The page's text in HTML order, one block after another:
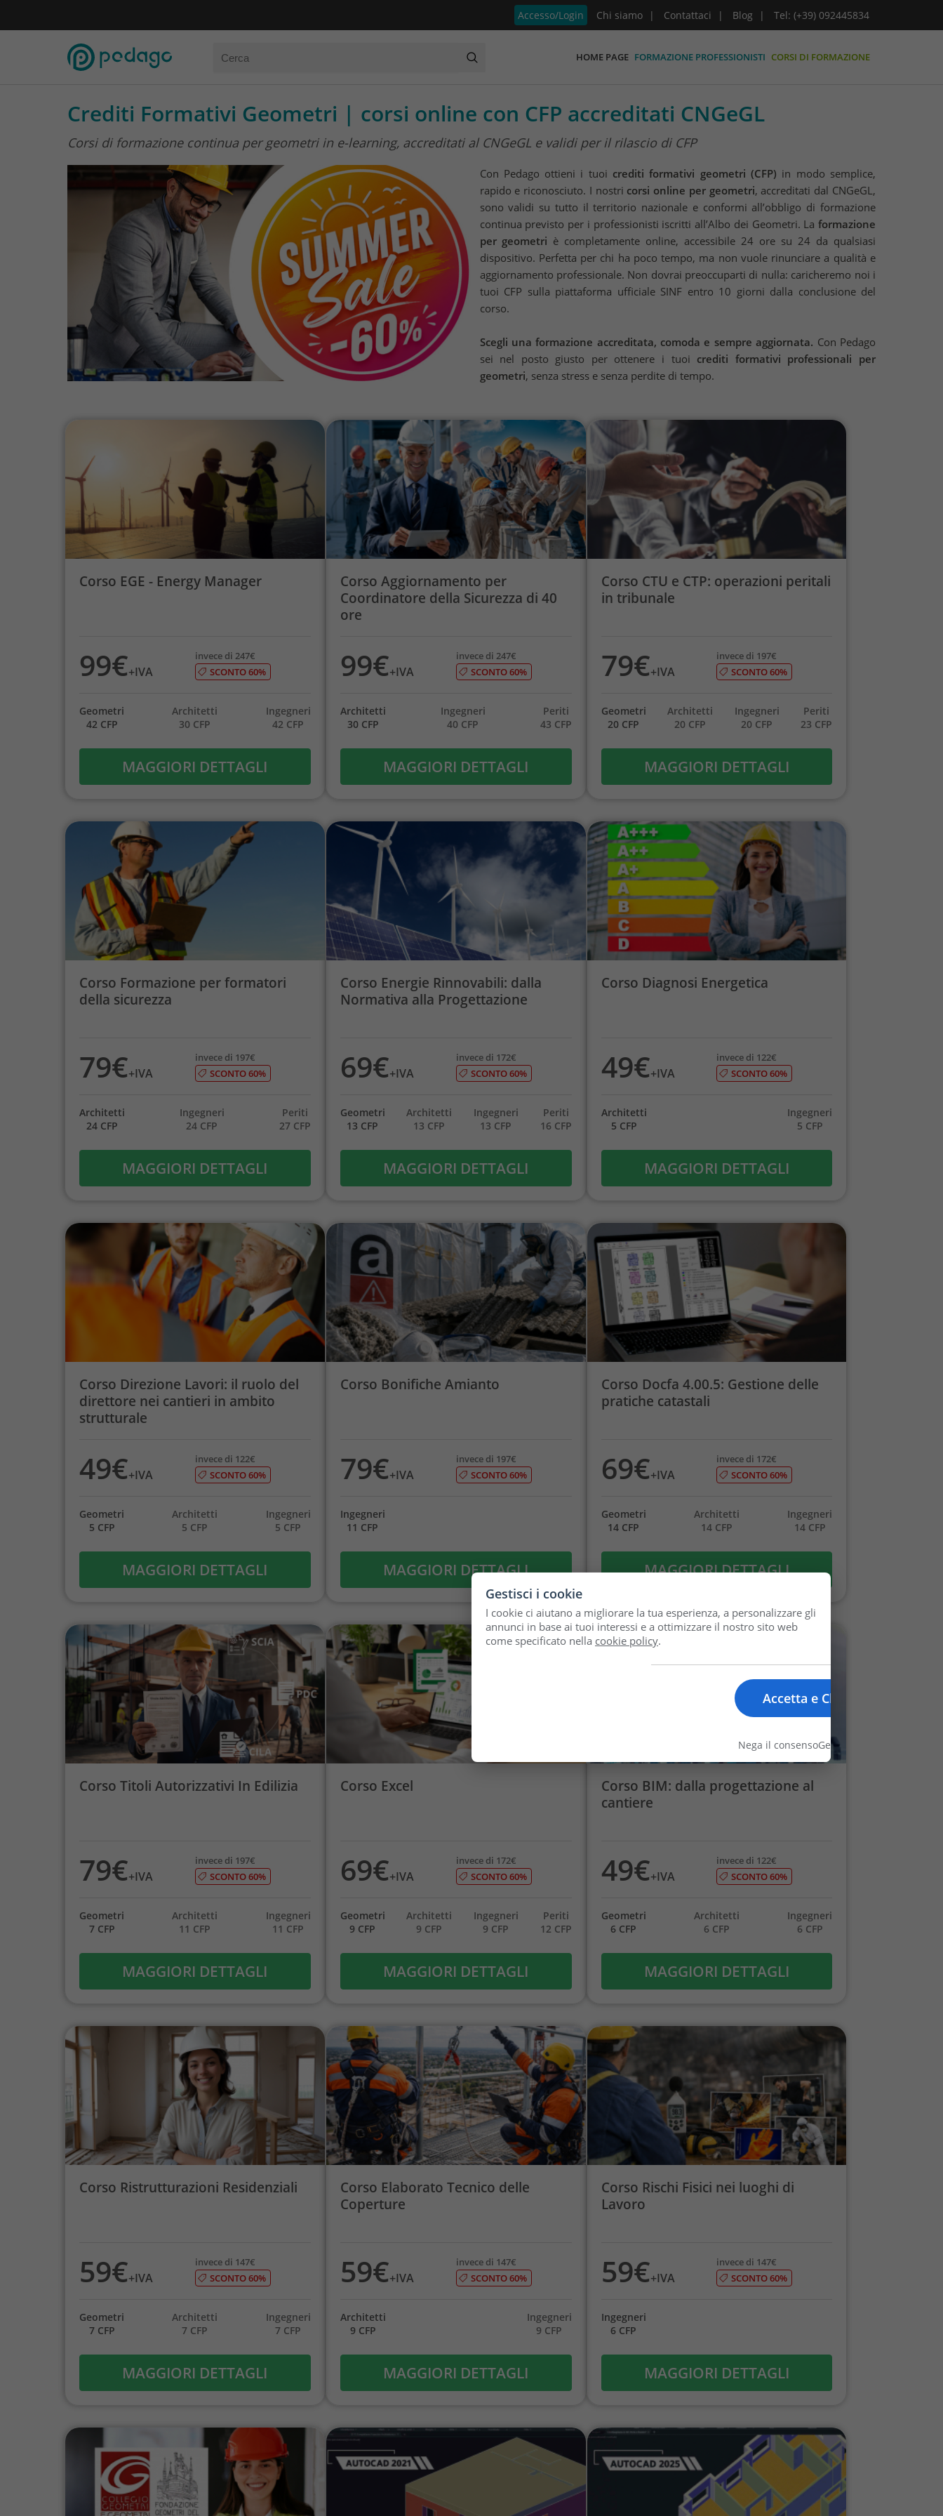
Accesso/Login Chi siamo Contattaci Blog Tel: (+39) 092445834
HOME PAGE FORMAZIONE PROFESSIONISTI CORSI DI FORMAZIONE
Crediti Formativi Geometri | corsi online con CFP accreditati CNGeGL
Corsi di formazione continua per geometri in e-learning, accreditati al CNGeGL e validi per il rilascio di CFP
Con Pedago ottieni i tuoi crediti formativi geometri (CFP) in modo semplice,
rapido e riconosciuto. I nostri corsi online per geometri, accreditati dal CNGeGL,
sono validi su tutto il territorio nazionale e conformi all’obbligo di formazione
continua previsto per i professionisti iscritti all’Albo dei Geometri. La formazione
per geometri è completamente online, accessibile 24 ore su 24 da qualsiasi
dispositivo. Perfetta per chi ha poco tempo, ma non vuole rinunciare a qualità e
aggiornamento professionale. Non dovrai preoccuparti di nulla: caricheremo noi i
tuoi CFP sulla piattaforma ufficiale SINF entro 10 giorni dalla conclusione del
corso.
Scegli una formazione accreditata, comoda e sempre aggiornata. Con Pedago
sei nel posto giusto per ottenere i tuoi crediti formativi professionali per
geometri, senza stress e senza perdite di tempo.
Corso EGE - Energy Manager
99€+IVA
invece di 247€
SCONTO 60%
Geometri
42 CFP
Architetti
30 CFP
Ingegneri
42 CFP
MAGGIORI DETTAGLI
Corso Aggiornamento per
Coordinatore della Sicurezza di 40
ore
99€+IVA
invece di 247€
SCONTO 60%
Architetti
30 CFP
Ingegneri
40 CFP
Periti
43 CFP
MAGGIORI DETTAGLI
Corso CTU e CTP: operazioni peritali
in tribunale
79€+IVA
invece di 197€
SCONTO 60%
Geometri
20 CFP
Architetti
20 CFP
Ingegneri
20 CFP
Periti
23 CFP
MAGGIORI DETTAGLI
Corso Formazione per formatori
della sicurezza
79€+IVA
invece di 197€
SCONTO 60%
Architetti
24 CFP
Ingegneri
24 CFP
Periti
27 CFP
MAGGIORI DETTAGLI
Corso Energie Rinnovabili: dalla
Normativa alla Progettazione
69€+IVA
invece di 172€
SCONTO 60%
Geometri
13 CFP
Architetti
13 CFP
Ingegneri
13 CFP
Periti
16 CFP
MAGGIORI DETTAGLI
Corso Diagnosi Energetica
49€+IVA
invece di 122€
SCONTO 60%
Architetti
5 CFP
Ingegneri
5 CFP
MAGGIORI DETTAGLI
Corso Direzione Lavori: il ruolo del
direttore nei cantieri in ambito
strutturale
49€+IVA
invece di 122€
SCONTO 60%
Geometri
5 CFP
Architetti
5 CFP
Ingegneri
5 CFP
MAGGIORI DETTAGLI
Corso Bonifiche Amianto
79€+IVA
invece di 197€
SCONTO 60%
Ingegneri
11 CFP
MAGGIORI DETTAGLI
Corso Docfa 4.00.5: Gestione delle
pratiche catastali
69€+IVA
invece di 172€
SCONTO 60%
Geometri
14 CFP
Architetti
14 CFP
Ingegneri
14 CFP
MAGGIORI DETTAGLI
Corso Titoli Autorizzativi In Edilizia
79€+IVA
invece di 197€
SCONTO 60%
Geometri
7 CFP
Architetti
11 CFP
Ingegneri
11 CFP
MAGGIORI DETTAGLI
Corso Excel
69€+IVA
invece di 172€
SCONTO 60%
Geometri
9 CFP
Architetti
9 CFP
Ingegneri
9 CFP
Periti
12 CFP
MAGGIORI DETTAGLI
Corso BIM: dalla progettazione al
cantiere
49€+IVA
invece di 122€
SCONTO 60%
Geometri
6 CFP
Architetti
6 CFP
Ingegneri
6 CFP
MAGGIORI DETTAGLI
Corso Ristrutturazioni Residenziali
59€+IVA
invece di 147€
SCONTO 60%
Geometri
7 CFP
Architetti
7 CFP
Ingegneri
7 CFP
MAGGIORI DETTAGLI
Corso Elaborato Tecnico delle
Coperture
59€+IVA
invece di 147€
SCONTO 60%
Architetti
9 CFP
Ingegneri
9 CFP
MAGGIORI DETTAGLI
Corso Rischi Fisici nei luoghi di
Lavoro
59€+IVA
invece di 147€
SCONTO 60%
Ingegneri
6 CFP
MAGGIORI DETTAGLI
Gestisci i cookie
I cookie ci aiutano a migliorare la tua esperienza, a personalizzare gli
annunci in base ai tuoi interessi e a ottimizzare il nostro sito web
come specificato nella cookie policy.
Accetta e Chiudi
Nega il consensoGestisci le opzioni